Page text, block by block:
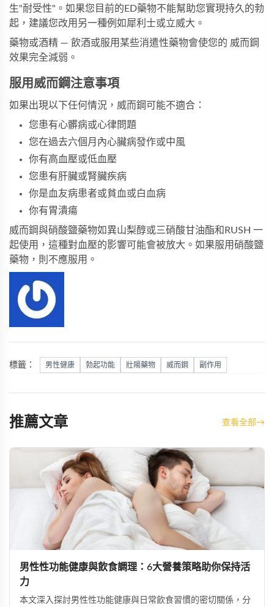
生"耐受性"。如果您目前的ED藥物不能幫助您實現持久的勃
起，建議您改用另一種例如犀利士或立威大。
藥物或酒精 — 飲酒或服用某些消遣性藥物會使您的 威而鋼
效果完全減弱。
服用威而鋼注意事項
如果出現以下任何情況，威而鋼可能不適合：
您患有心髒病或心律問題
您在過去六個月內心臟病發作或中風
你有高血壓或低血壓
您患有肝臟或腎臟疾病
你是血友病患者或貧血或白血病
你有胃潰瘍
威而鋼與硝酸鹽藥物如異山梨醇或三硝酸甘油酯和RUSH 一
起使用，這種對血壓的影響可能會被放大。如果服用硝酸鹽
藥物，則不應服用。
標籤： 男性健康 勃起功能 壯陽藥物 威而鋼 副作用
推薦文章 查看全部→
男性性功能健康與飲食調理：6大營養策略助你保持活
力
本文深入探討男性性功能健康與日常飲食習慣的密切關係，分